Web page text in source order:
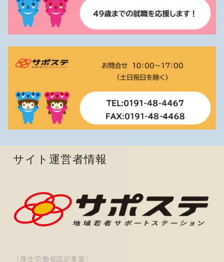
サイト運営者情報